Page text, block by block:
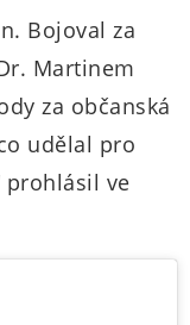
Bojoval za
Martinem
za občanská
udělal pro
prohlásil ve